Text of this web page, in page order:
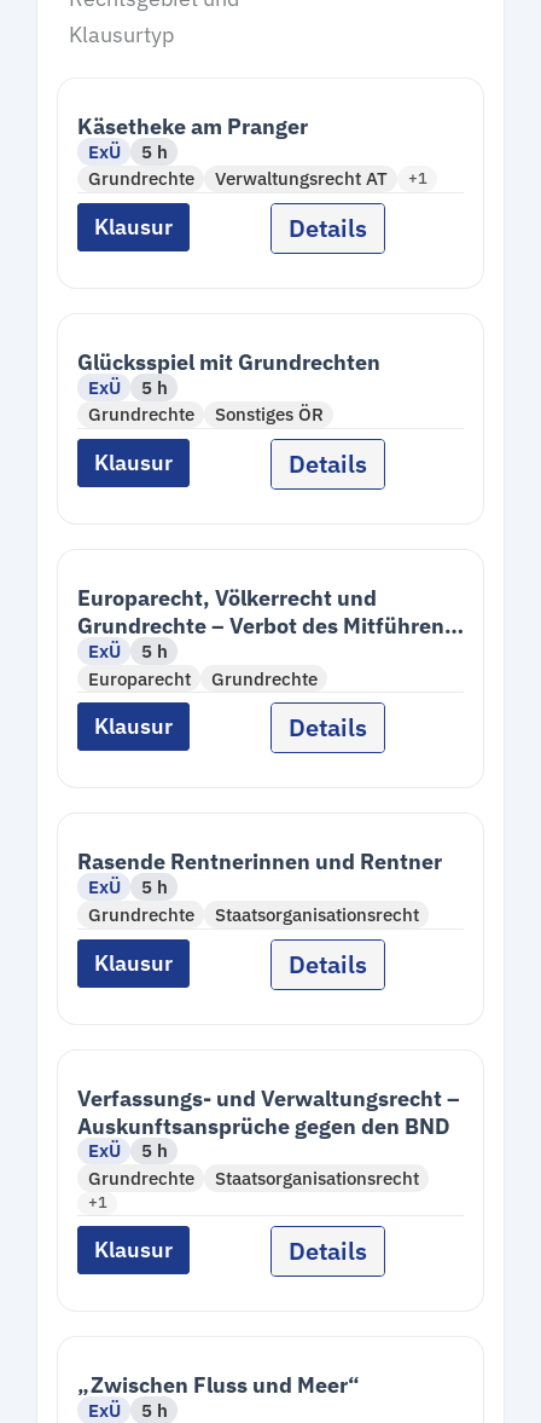
Klausurtyp
Käsetheke am Pranger
ExÜ
5 h
Grundrechte
Verwaltungsrecht AT +1
Klausur Details
Glücksspiel mit Grundrechten
ExÜ
5 h
Grundrechte
Sonstiges ÖR
Klausur Details
Europarecht, Völkerrecht und
Grundrechte – Verbot des Mitführens
eines Blindenführhundes
ExÜ
5 h
Europarecht
Grundrechte
Klausur Details
Rasende Rentnerinnen und Rentner
ExÜ
5 h
Grundrechte
Staatsorganisationsrecht
Klausur Details
Verfassungs- und Verwaltungsrecht –
Auskunftsansprüche gegen den BND
ExÜ
5 h
Grundrechte
Staatsorganisationsrecht
+1
Klausur Details
„Zwischen Fluss und Meer“
ExÜ
5 h